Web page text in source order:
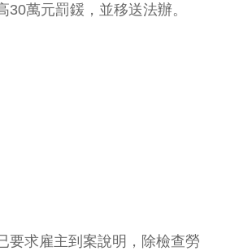
30萬元罰鍰，並移送法辦。
要求雇主到案說明，除檢查勞